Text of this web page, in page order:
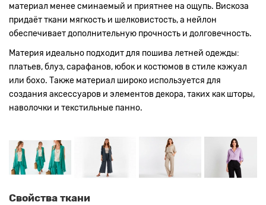
материал менее сминаемый и приятнее на ощупь. Вискоза
придаёт ткани мягкость и шелковистость, а нейлон
обеспечивает дополнительную прочность и долговечность.
Материя идеально подходит для пошива летней одежды:
платьев, блуз, сарафанов, юбок и костюмов в стиле кэжуал
или бохо. Также материал широко используется для
создания аксессуаров и элементов декора, таких как шторы,
наволочки и текстильные панно.
Свойства ткани